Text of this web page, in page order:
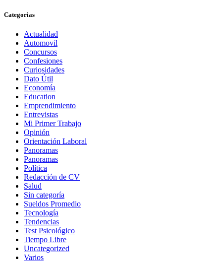
Categorias
Actualidad
Automovil
Concursos
Confesiones
Curiosidades
Dato Útil
Economía
Education
Emprendimiento
Entrevistas
Mi Primer Trabajo
Opinión
Orientación Laboral
Panoramas
Panoramas
Política
Redacción de CV
Salud
Sin categoría
Sueldos Promedio
Tecnología
Tendencias
Test Psicológico
Tiempo Libre
Uncategorized
Varios